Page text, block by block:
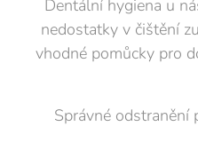
Dentální hygiena u
nedostatky v čištění
vhodné pomůcky pro
Správné odstranění